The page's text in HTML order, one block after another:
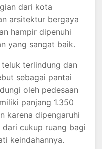
dari kota
arsitektur bergaya
hampir dipenuhi
yang sangat baik.
terlindung dan
sebagai pantai
oleh pedesaan
panjang 1.350
karena dipengaruhi
dari cukup ruang bagi
keindahannya.